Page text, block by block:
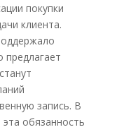
покупки
клиента.
предлагает
запись. В
обязанность